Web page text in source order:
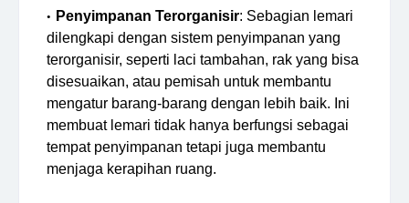
Penyimpanan Terorganisir: Sebagian lemari
dilengkapi dengan sistem penyimpanan yang
terorganisir, seperti laci tambahan, rak yang bisa
disesuaikan, atau pemisah untuk membantu
mengatur barang-barang dengan lebih baik. Ini
membuat lemari tidak hanya berfungsi sebagai
tempat penyimpanan tetapi juga membantu
menjaga kerapihan ruang.